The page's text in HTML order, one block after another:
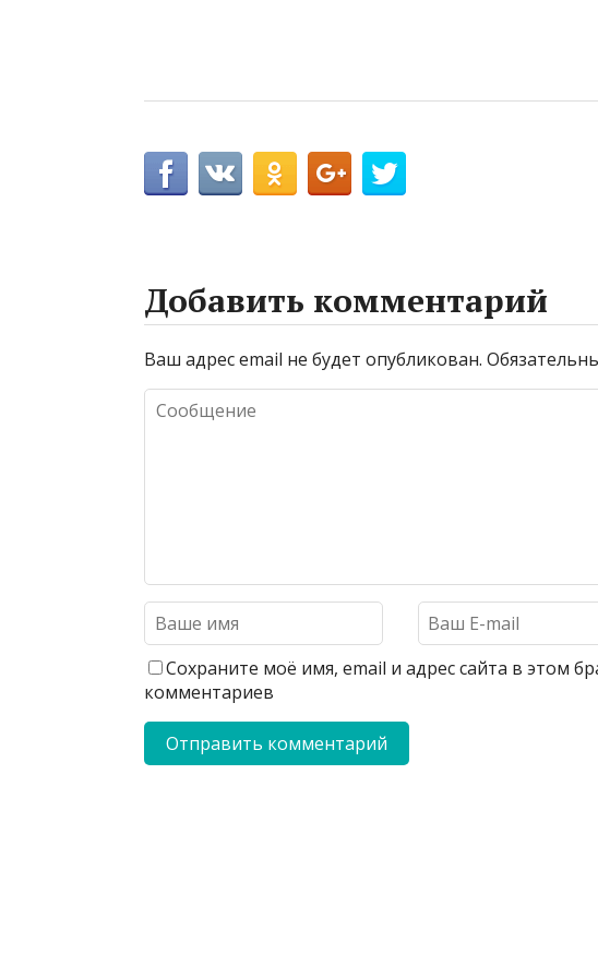
Добавить комментарий
Ваш адрес email не будет опубликован.
Сохраните моё имя, email и адрес сайта в этом
комментариев